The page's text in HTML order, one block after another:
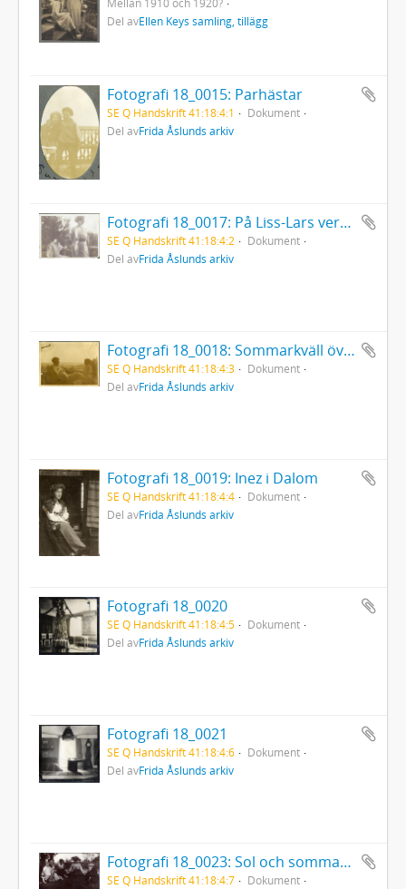
Del avEllen Keys samling, tillägg
Fotografi 18_0015: Parhästar
SE Q Handskrift 41:18:4:1
Dokument
Del avFrida Åslunds arkiv
Fotografi 18_0017: På Liss-Lars veranda Leksand.
SE Q Handskrift 41:18:4:2
Dokument
Del avFrida Åslunds arkiv
Fotografi 18_0018: Sommarkväll över Insjön.
SE Q Handskrift 41:18:4:3
Dokument
Del avFrida Åslunds arkiv
Fotografi 18_0019: Inez i Dalom
SE Q Handskrift 41:18:4:4
Dokument
Del avFrida Åslunds arkiv
Fotografi 18_0020
SE Q Handskrift 41:18:4:5
Dokument
Del avFrida Åslunds arkiv
Fotografi 18_0021
SE Q Handskrift 41:18:4:6
Dokument
Del avFrida Åslunds arkiv
Fotografi 18_0023: Sol och sommar hos Anners
SE Q Handskrift 41:18:4:7
Dokument